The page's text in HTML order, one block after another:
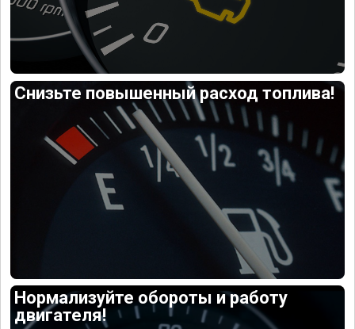
Снизьте повышенный расход топлива!
Нормализуйте обороты и работу
двигателя!